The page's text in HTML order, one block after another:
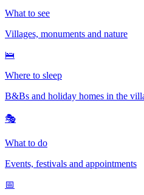
What to see
Villages, monuments and nature
🛌
Where to sleep
B&Bs and holiday homes in the
🎭
What to do
Events, festivals and appointments
📅